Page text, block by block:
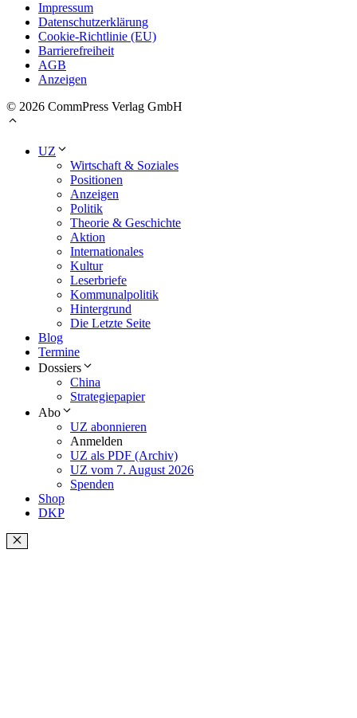
Impressum
Datenschutzerklärung
Cookie-Richtlinie (EU)
Barrierefreiheit
AGB
Anzeigen
© 2026 CommPress Verlag GmbH
UZ
Wirtschaft & Soziales
Positionen
Anzeigen
Politik
Theorie & Geschichte
Aktion
Internationales
Kultur
Leserbriefe
Kommunalpolitik
Hintergrund
Die Letzte Seite
Blog
Termine
Dossiers
China
Strategiepapier
Abo
UZ abonnieren
Anmelden
UZ als PDF (Archiv)
UZ vom 7. August 2026
Spenden
Shop
DKP
Schließen